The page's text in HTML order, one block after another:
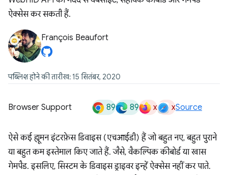
ऐक्सेस कर सकती हैं.
François Beaufort
पब्लिश होने की तारीख: 15 सितंबर, 2020
Browser Support 89 89 x xSource
ऐसे कई ह्यूमन इंटरफ़ेस डिवाइस (एचआईडी) हैं जो बहुत नए, बहुत पुराने
या बहुत कम इस्तेमाल किए जाते हैं. जैसे, वैकल्पिक कीबोर्ड या खास
गेमपैड. इसलिए, सिस्टम के डिवाइस ड्राइवर इन्हें ऐक्सेस नहीं कर पाते.